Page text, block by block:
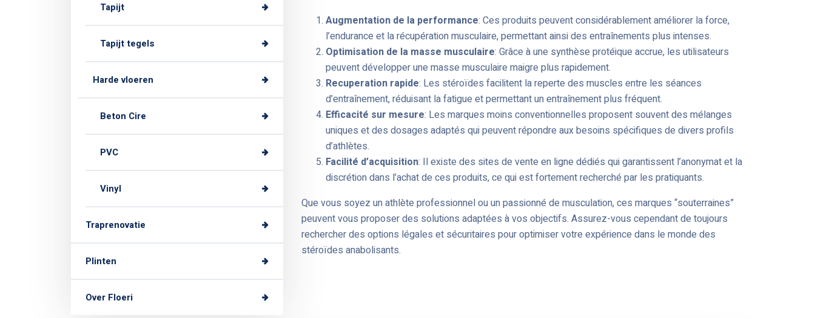
Augmentation de la performance: Ces produits peuvent considérablement améliorer la force,
l’endurance et la récupération musculaire, permettant ainsi des entraînements plus intenses.
Optimisation de la masse musculaire: Grâce à une synthèse protéique accrue, les utilisateurs
peuvent développer une masse musculaire maigre plus rapidement.
Recuperation rapide: Les stéroïdes facilitent la reperte des muscles entre les séances
d’entraînement, réduisant la fatigue et permettant un entraînement plus fréquent.
Efficacité sur mesure: Les marques moins conventionnelles proposent souvent des mélanges
uniques et des dosages adaptés qui peuvent répondre aux besoins spécifiques de divers profils
d’athlètes.
Facilité d’acquisition: Il existe des sites de vente en ligne dédiés qui garantissent l’anonymat et la
discrétion dans l’achat de ces produits, ce qui est fortement recherché par les pratiquants.
Que vous soyez un athlète professionnel ou un passionné de musculation, ces marques “souterraines”
peuvent vous proposer des solutions adaptées à vos objectifs. Assurez-vous cependant de toujours
rechercher des options légales et sécuritaires pour optimiser votre expérience dans le monde des
stéroïdes anabolisants.
Tapijt
Tapijt tegels
Harde vloeren
Beton Cire
PVC
Vinyl
Traprenovatie
Plinten
Over Floeri